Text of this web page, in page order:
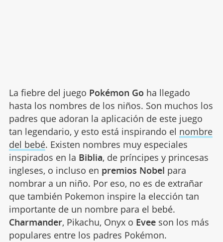
La fiebre del juego Pokémon Go ha llegado
hasta los nombres de los niños. Son muchos los
padres que adoran la aplicación de este juego
tan legendario, y esto está inspirando el nombre
del bebé. Existen nombres muy especiales
inspirados en la Biblia, de príncipes y princesas
ingleses, o incluso en premios Nobel para
nombrar a un niño. Por eso, no es de extrañar
que también Pokemon inspire la elección tan
importante de un nombre para el bebé.
Charmander, Pikachu, Onyx o Eveeson los más
populares entre los padres Pokémon.